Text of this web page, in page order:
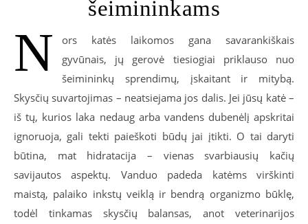
šeimininkams
N
ors katės laikomos gana savarankiškais
gyvūnais, jų gerovė tiesiogiai priklauso nuo
šeimininkų sprendimų, įskaitant ir mitybą.
Skysčių suvartojimas – neatsiejama jos dalis. Jei jūsų katė –
iš tų, kurios laka nedaug arba vandens dubenėlį apskritai
ignoruoja, gali tekti paieškoti būdų jai įtikti. O tai daryti
būtina, mat hidratacija – vienas svarbiausių kačių
savijautos aspektų. Vanduo padeda katėms virškinti
maistą, palaiko inkstų veiklą ir bendrą organizmo būklę,
todėl tinkamas skysčių balansas, anot veterinarijos